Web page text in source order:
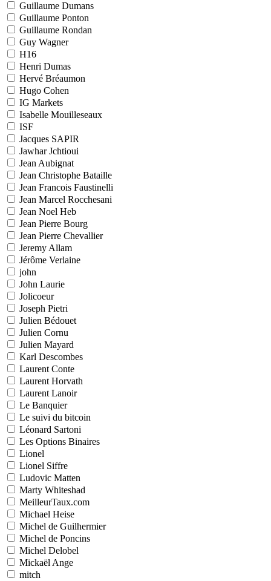
Guillaume Dumans
Guillaume Ponton
Guillaume Rondan
Guy Wagner
H16
Henri Dumas
Hervé Bréaumon
Hugo Cohen
IG Markets
Isabelle Mouilleseaux
ISF
Jacques SAPIR
Jawhar Jchtioui
Jean Aubignat
Jean Christophe Bataille
Jean Francois Faustinelli
Jean Marcel Rocchesani
Jean Noel Heb
Jean Pierre Bourg
Jean Pierre Chevallier
Jeremy Allam
Jérôme Verlaine
john
John Laurie
Jolicoeur
Joseph Pietri
Julien Bédouet
Julien Cornu
Julien Mayard
Karl Descombes
Laurent Conte
Laurent Horvath
Laurent Lanoir
Le Banquier
Le suivi du bitcoin
Léonard Sartoni
Les Options Binaires
Lionel
Lionel Siffre
Ludovic Matten
Marty Whiteshad
MeilleurTaux.com
Michael Heise
Michel de Guilhermier
Michel de Poncins
Michel Delobel
Mickaël Ange
mitch